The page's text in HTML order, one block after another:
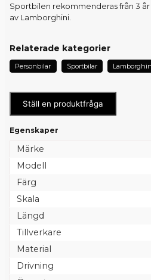
Sportbilen rekommenderas från 3
av Lamborghini.
Relaterade kategorier
Personbilar Sportbilar
Ställ en produktfråga
Egenskaper
Märke
Modell
Färg
Skala
Längd
Tillverkare
Material
Drivning